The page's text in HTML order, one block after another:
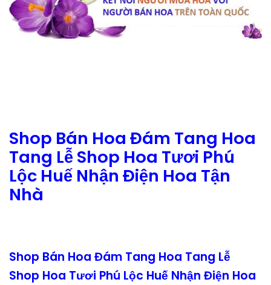
Shop Bán Hoa Đám Tang Hoa
Tang Lễ Shop Hoa Tươi Phú
Lộc Huế Nhận Điện Hoa Tận
Nhà
Shop Bán Hoa Đám Tang Hoa Tang Lễ
Shop Hoa Tươi Phú Lộc Huế Nhận Điện Hoa